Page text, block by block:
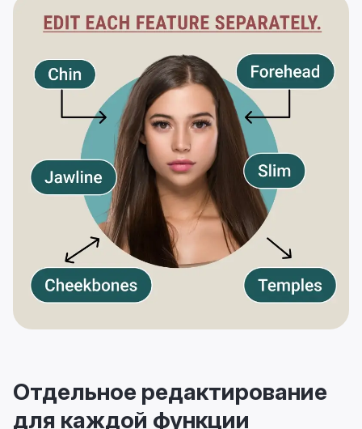
Отдельное редактирование
для каждой функции